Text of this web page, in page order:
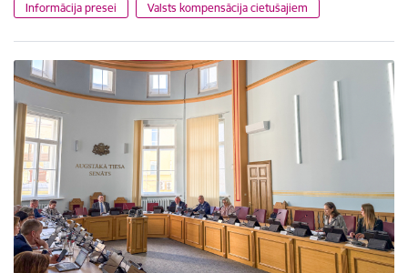
Informācija presei Valsts kompensācija cietušajiem